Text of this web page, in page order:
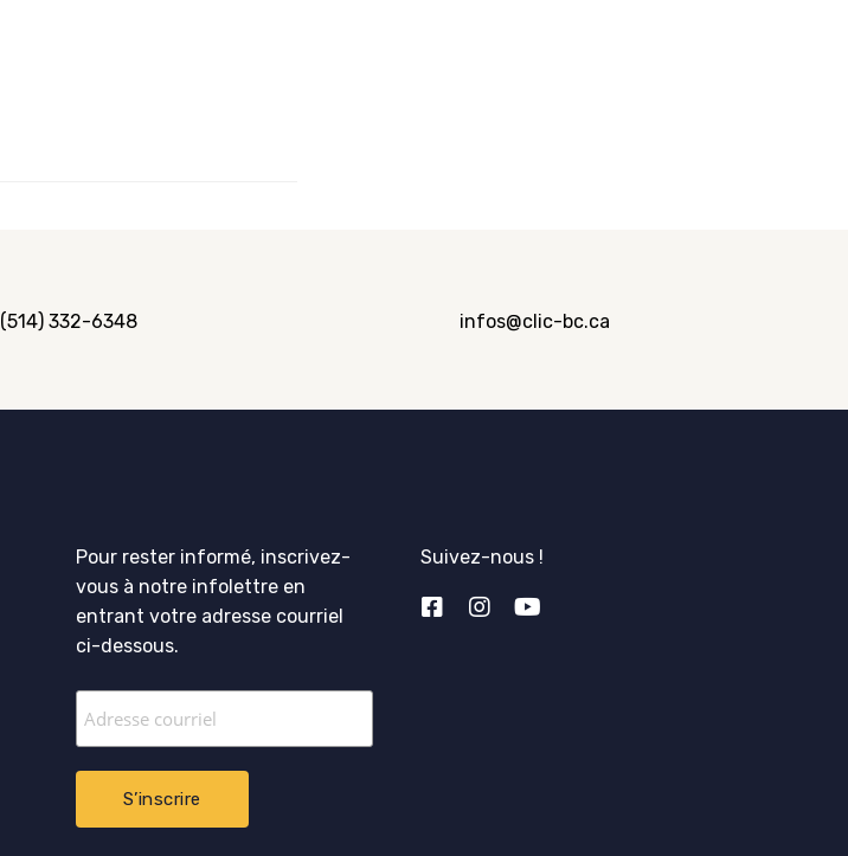
(514) 332-6348 infos@clic-bc.ca
Pour rester informé, inscrivez-
vous à notre infolettre en
entrant votre adresse courriel
ci-dessous.
Suivez-nous !